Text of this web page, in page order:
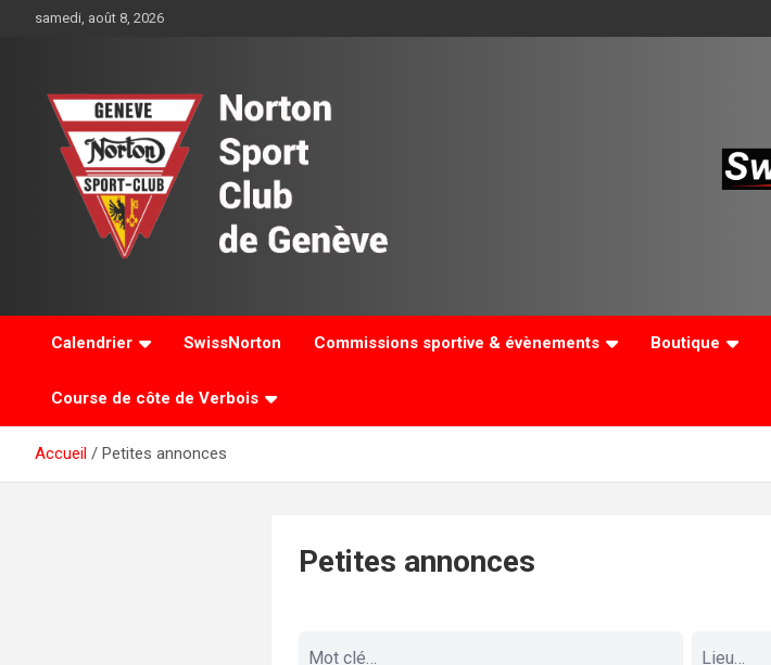
samedi, août 8, 2026
Genève
Calendrier SwissNorton Commissions sportive & évènements Boutique
Course de côte de Verbois
Accueil Petites annonces
Petites annonces